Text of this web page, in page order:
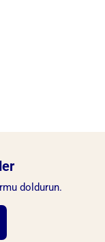
doldurun.